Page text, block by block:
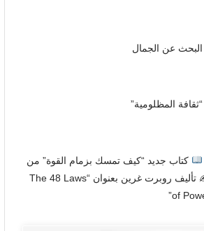
عن الجمال
المظلومية”
كتاب جديد “كيف تمسك بزمام القوة” من
تأليف روبرت غرين بعنوان “The 48 Laws
of